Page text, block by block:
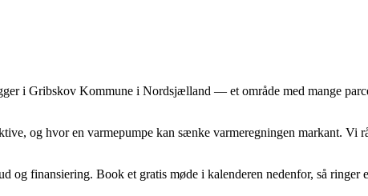
i Gribskov Kommune i Nordsjælland — et område med mange
og hvor en varmepumpe kan sænke varmeregningen markant. Vi
finansiering. Book et gratis møde i kalenderen nedenfor, så ringer